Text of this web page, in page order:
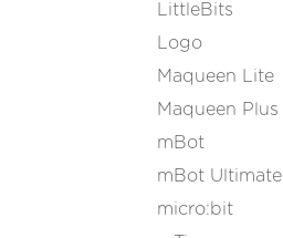
LittleBits
Logo
Maqueen Lite
Maqueen Plus
mBot
mBot Ultimate
micro:bit